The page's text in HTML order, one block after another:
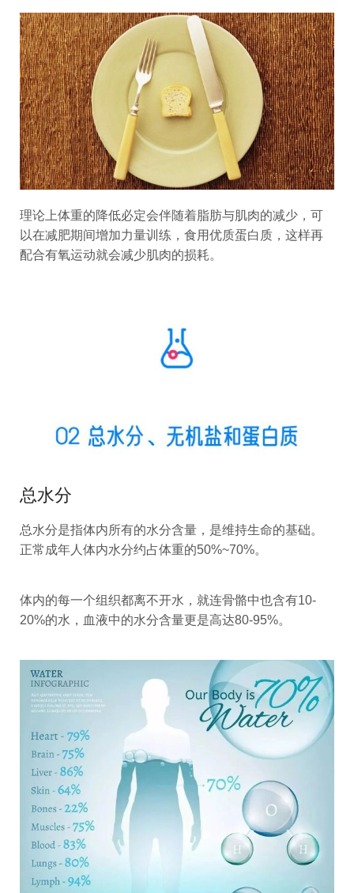
理论上体重的降低必定会伴随着脂肪与肌肉的减少，可
以在减肥期间增加力量训练，食用优质蛋白质，这样再
配合有氧运动就会减少肌肉的损耗。
总水分
总水分是指体内所有的水分含量，是维持生命的基础。
正常成年人体内水分约占体重的50%~70%。
体内的每一个组织都离不开水，就连骨骼中也含有10-
20%的水，血液中的水分含量更是高达80-95%。